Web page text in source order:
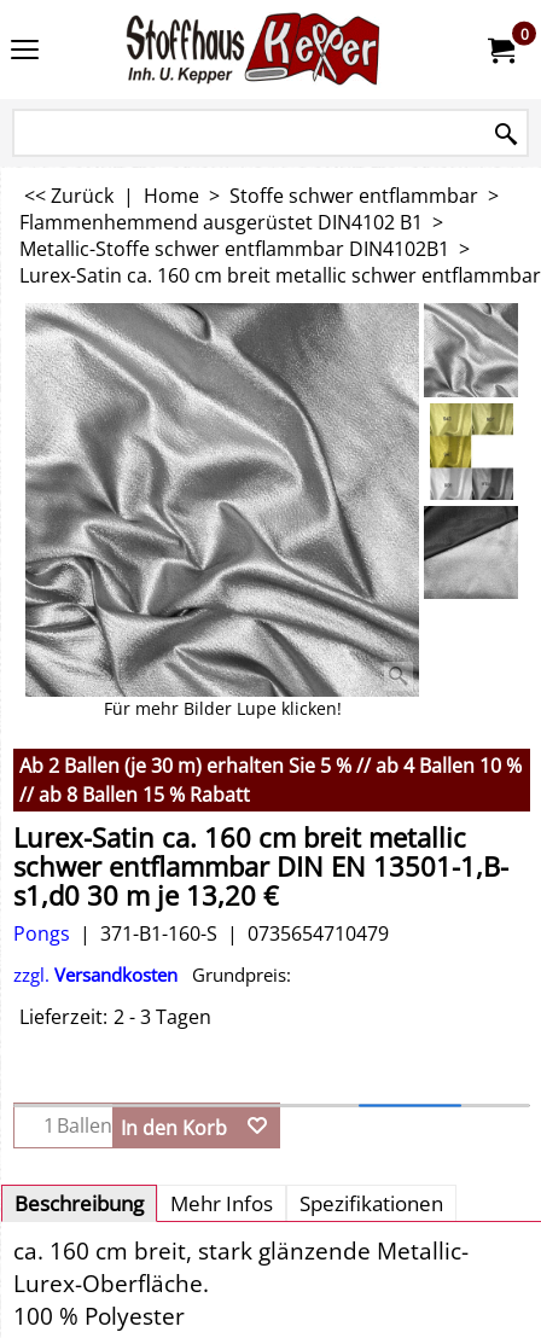
0
<< Zurück | Home > Stoffe schwer entflammbar >
Flammenhemmend ausgerüstet DIN4102 B1 >
Metallic-Stoffe schwer entflammbar DIN4102B1 >
Lurex-Satin ca. 160 cm breit metallic schwer entflammbar
Für mehr Bilder Lupe klicken!
Ab 2 Ballen (je 30 m) erhalten Sie 5 % // ab 4 Ballen 10 %
// ab 8 Ballen 15 % Rabatt
Lurex-Satin ca. 160 cm breit metallic
schwer entflammbar DIN EN 13501-1,B-
s1,d0 30 m je 13,20 €
Pongs 371-B1-160-S 0735654710479
zzgl. Versandkosten Grundpreis:
Lieferzeit: 2 - 3 Tagen
Ballen In den Korb
Beschreibung Mehr Infos Spezifikationen
ca. 160 cm breit, stark glänzende Metallic-
Lurex-Oberfläche.
100 % Polyester